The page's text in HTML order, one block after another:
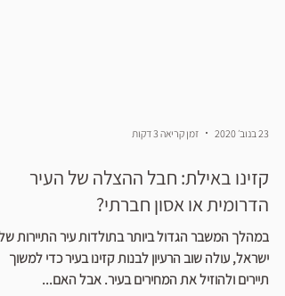
23 בנוב׳ 2020 זמן קריאה 3 דקות
קזינו באילת: חבל ההצלה של העיר
הדרומית או אסון חברתי?
במהלך המשבר הגדול ביותר בתולדות עיר התיירות